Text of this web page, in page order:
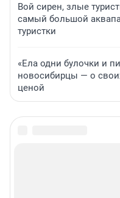
Вой сирен, злые
самый большой
туристки
«Ела одни булочки и
новосибирцы — о
ценой